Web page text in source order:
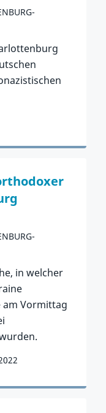
in welcher
Vormittag